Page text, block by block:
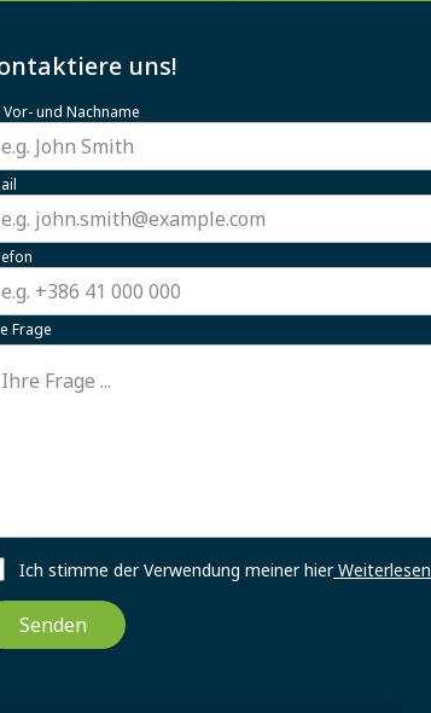
uns!
und Nachname
Frage
Ich stimme der Verwendung meiner hierWeiterlesen
Senden